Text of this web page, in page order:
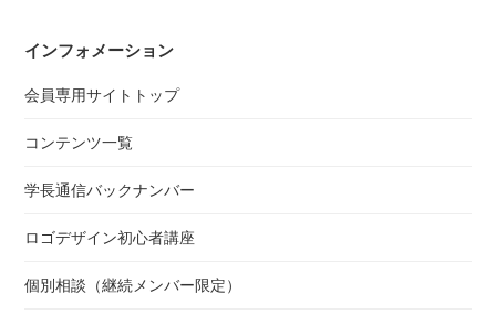
インフォメーション
会員専用サイトトップ
コンテンツ一覧
学長通信バックナンバー
ロゴデザイン初心者講座
個別相談（継続メンバー限定）